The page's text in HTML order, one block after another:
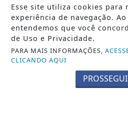
POLÍTICA
SAÚDE
INFORMAÇÕES
PAINEL DO USUÁRIO
Esse site utiliza cookies para
experiência de navegação.
entendemos que você
de Uso e Privacidade.
PARA MAIS INFORMAÇÕES,
CLICANDO AQUI